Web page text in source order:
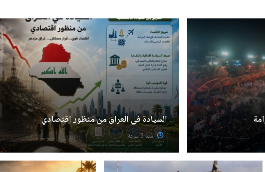
السيادة في العراق من منظور اقتصادي
منذ 6 ساعة